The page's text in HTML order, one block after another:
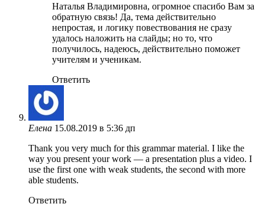
Наталья Владимировна, огромное спасибо Вам за
обратную связь! Да, тема действительно
непростая, и логику повествования не сразу
удалось наложить на слайды; но то, что
получилось, надеюсь, действительно поможет
учителям и ученикам.
Ответить
Елена 15.08.2019 в 5:36 дп
Thank you very much for this grammar material. I like the
way you present your work — a presentation plus a video. I
use the first one with weak students, the second with more
able students.
Ответить